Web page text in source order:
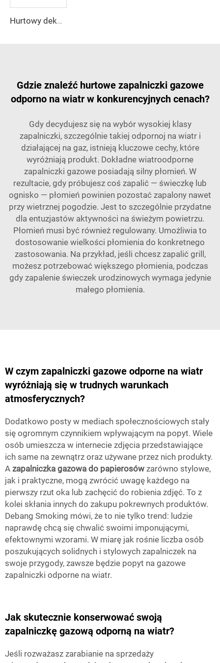
Hurtowy dekoracyjny tacka stołowa DEBANG, premium organizer domowy
Gdzie znaleźć hurtowe zapalniczki gazowe
odporno na wiatr w konkurencyjnych cenach?
Gdy decydujesz się na wybór wysokiej klasy
zapalniczki, szczególnie takiej odpornoj na wiatr i
działającej na gaz, istnieją kluczowe cechy, które
wyróżniają produkt. Dokładne wiatroodporne
zapalniczki gazowe posiadają silny płomień. W
rezultacie, gdy próbujesz coś zapalić — świeczkę lub
ognisko — płomień powinien pozostać zapalony nawet
przy wietrznej pogodzie. Jest to szczególnie przydatne
dla entuzjastów aktywności na świeżym powietrzu.
Płomień musi być również regulowany. Umożliwia to
dostosowanie wielkości płomienia do konkretnego
zastosowania. Na przykład, jeśli chcesz zapalić grill,
możesz potrzebować większego płomienia, podczas
gdy zapalenie świeczek urodzinowych wymaga jedynie
małego płomienia.
W czym zapalniczki gazowe odporne na wiatr
wyróżniają się w trudnych warunkach
atmosferycznych?
Dodatkowo posty w mediach społecznościowych stały
się ogromnym czynnikiem wpływającym na popyt. Wiele
osób umieszcza w internecie zdjęcia przedstawiające
ich same na zewnątrz oraz używane przez nich produkty.
A zapalniczka gazowa do papierosów zarówno stylowe,
jak i praktyczne, mogą zwrócić uwagę każdego na
pierwszy rzut oka lub zachęcić do robienia zdjęć. To z
kolei skłania innych do zakupu pokrewnych produktów.
Debang Smoking mówi, że to nie tylko trend: ludzie
naprawdę chcą się chwalić swoimi imponującymi,
efektownymi wzorami. W miarę jak rośnie liczba osób
poszukujących solidnych i stylowych zapalniczek na
swoje przygody, zawsze będzie popyt na gazowe
zapalniczki odporne na wiatr.
Jak skutecznie konserwować swoją
zapalniczkę gazową odporną na wiatr?
Jeśli rozważasz zarabianie na sprzedaży